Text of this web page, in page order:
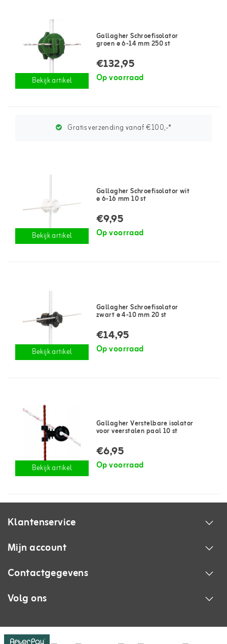
Bekijk artikel
Gallagher Schroefisolator
groen ø 6-14 mm 250 st
€132,95
Op voorraad
Gratis verzending vanaf €100,-*
Bekijk artikel
Gallagher Schroefisolator wit
ø 6-16 mm 10 st
€9,95
Op voorraad
Bekijk artikel
Gallagher Schroefisolator
zwart ø 4-10 mm 20 st
€14,95
Op voorraad
Bekijk artikel
Gallagher Verstelbare isolator
voor veerstalen paal 10 st
€6,95
Op voorraad
Klantenservice
Mijn account
Contactgegevens
Volg ons